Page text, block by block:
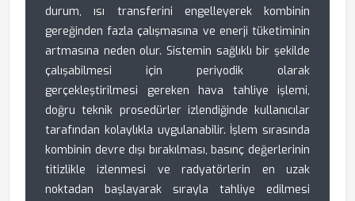
durum, ısı transferini engelleyerek kombinin
gereğinden fazla çalışmasına ve enerji tüketiminin
artmasına neden olur. Sistemin sağlıklı bir şekilde
çalışabilmesi için periyodik olarak
gerçekleştirilmesi gereken hava tahliye işlemi,
doğru teknik prosedürler izlendiğinde kullanıcılar
tarafından kolaylıkla uygulanabilir. İşlem sırasında
kombinin devre dışı bırakılması, basınç değerlerinin
titizlikle izlenmesi ve radyatörlerin en uzak
noktadan başlayarak sırayla tahliye edilmesi